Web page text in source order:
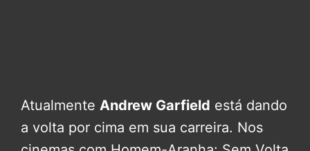
Atualmente Andrew Garfield está dando
a volta por cima em sua carreira. Nos